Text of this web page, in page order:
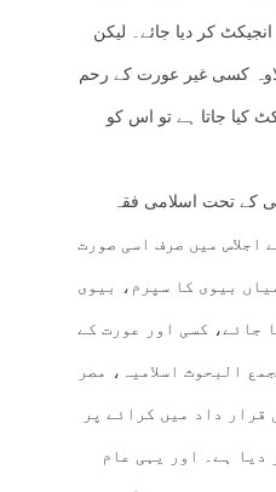
کر دیا جائے۔ لیکن
کسی غیر عورت کے رحم
کیا جاتا ہے تو اس کو
کے تحت اسلامی فقہ
نے بھی اپنے 1985ء کے اجلاس میں صرف اسی صورت
بیوی کا سپرم، بیوی
جائے، کسی اور عورت کے
البحوث اسلامیہ، مصر
قرار داد میں کرائے پر
دیا ہے۔ اور یہی عام